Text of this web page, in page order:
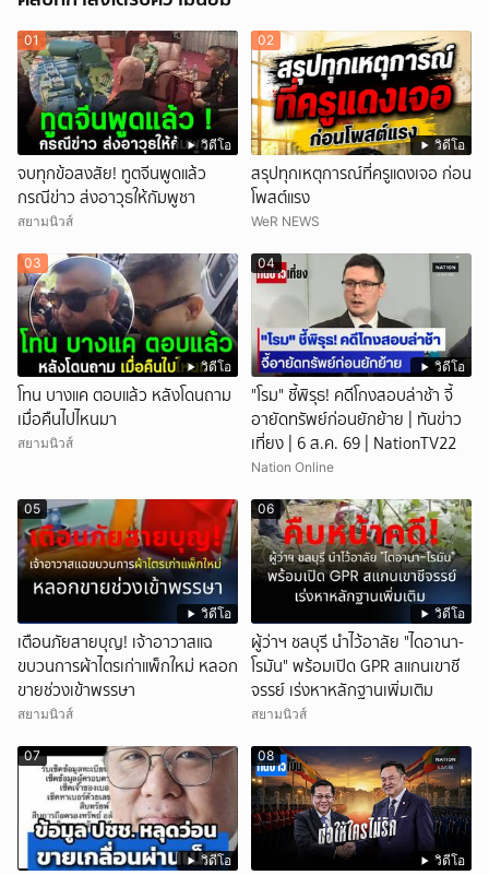
วิดีโอ
01
จบทุกข้อสงสัย! ทูตจีนพูดแล้ว
กรณีข่าว ส่งอาวุธให้กัมพูชา
สยามนิวส์
วิดีโอ
02
สรุปทุกเหตุการณ์ที่ครูแดงเจอ ก่อน
โพสต์แรง
WeR NEWS
วิดีโอ
03
โทน บางแค ตอบแล้ว หลังโดนถาม
เมื่อคืนไปไหนมา
สยามนิวส์
วิดีโอ
04
"โรม" ชี้พิรุธ! คดีโกงสอบล่าช้า จี้
อายัดทรัพย์ก่อนยักย้าย | ทันข่าว
เที่ยง | 6 ส.ค. 69 | NationTV22
Nation Online
วิดีโอ
05
เตือนภัยสายบุญ! เจ้าอาวาสแฉ
ขบวนการผ้าไตรเก่าแพ็กใหม่ หลอก
ขายช่วงเข้าพรรษา
สยามนิวส์
วิดีโอ
06
ผู้ว่าฯ ชลบุรี นำไว้อาลัย "ไดอานา-
โรมัน" พร้อมเปิด GPR สแกนเขาชี
จรรย์ เร่งหาหลักฐานเพิ่มเติม
สยามนิวส์
วิดีโอ
07
วิดีโอ
08